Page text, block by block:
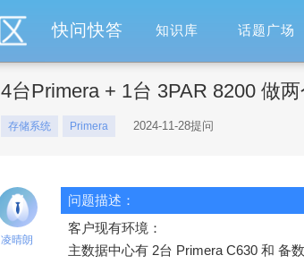
快问快答 知识库 话题广场
4台Primera + 1台 3PAR 8200 做
存储系统 Primera 2024-11-28提问
凌晴朗
问题描述：
客户现有环境：
主数据中心有 2台 Primera C630 和 备